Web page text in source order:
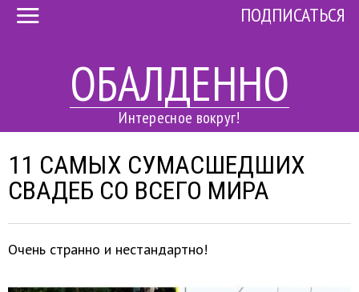
ОБАЛДЕННО
Интересное вокруг!
ПОДПИСАТЬСЯ
11 САМЫХ СУМАСШЕДШИХ
СВАДЕБ СО ВСЕГО МИРА
Очень странно и нестандартно!